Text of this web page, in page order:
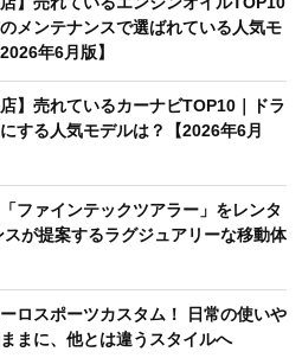
のメンテナンスで選ばれている人気モ
年6月版】
店】売れているカーナビTOP10｜ドラ
する人気モデルは？【2026年6月
ファインテックツアラー」をレンタ
スが提案するラグジュアリーな移動体
ロスポーツカスタム！ 日常の使いや
まに、他とは違うスタイルへ